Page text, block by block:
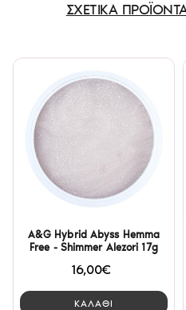
ΣΧΕΤΙΚΑ
A&G Hybrid Abyss Hemma
Free - Shimmer Alezori 17g
16,00€
ΚΑΛΑΘΙ